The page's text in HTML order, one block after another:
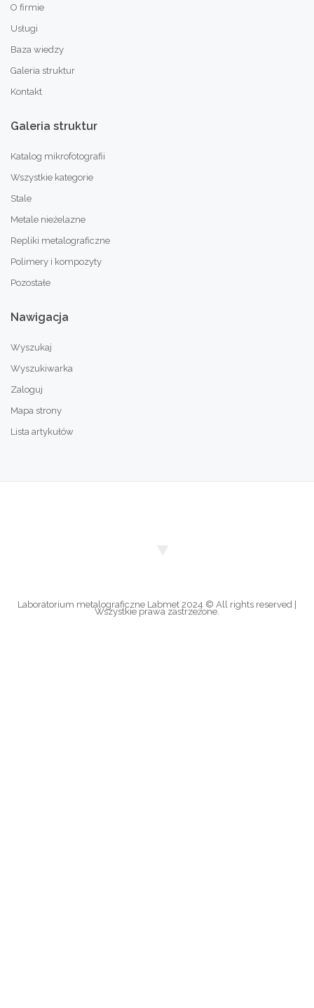
O firmie
Usługi
Baza wiedzy
Galeria struktur
Kontakt
Galeria struktur
Katalog mikrofotografii
Wszystkie kategorie
Stale
Metale nieżelazne
Repliki metalograficzne
Polimery i kompozyty
Pozostałe
Nawigacja
Wyszukaj
Wyszukiwarka
Zaloguj
Mapa strony
Lista artykułów
Laboratorium metalograficzne Labmet 2024 © All rights reserved |
Wszystkie prawa zastrzeżone.